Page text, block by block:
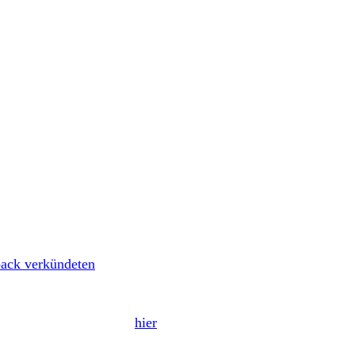
verkündeten
hier